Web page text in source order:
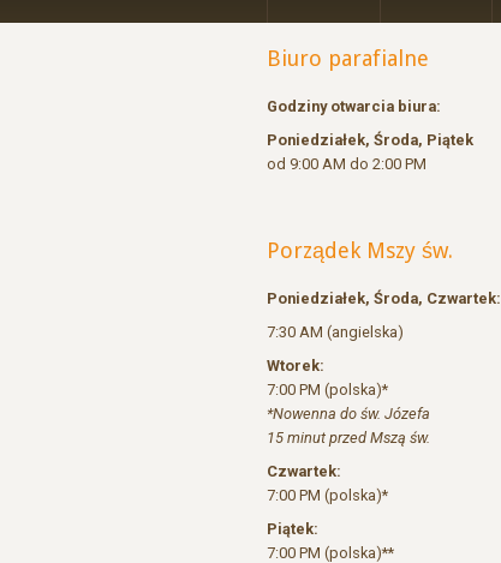
Biuro parafialne
Godziny otwarcia biura:
Poniedziałek, Środa, Piątek
od 9:00 AM do 2:00 PM
Porządek Mszy św.
Poniedziałek, Środa, Czwartek:
7:30 AM (angielska)
Wtorek:
7:00 PM (polska)*
*Nowenna do św. Józefa
15 minut przed Mszą św.
Czwartek:
7:00 PM (polska)*
Piątek:
7:00 PM (polska)**